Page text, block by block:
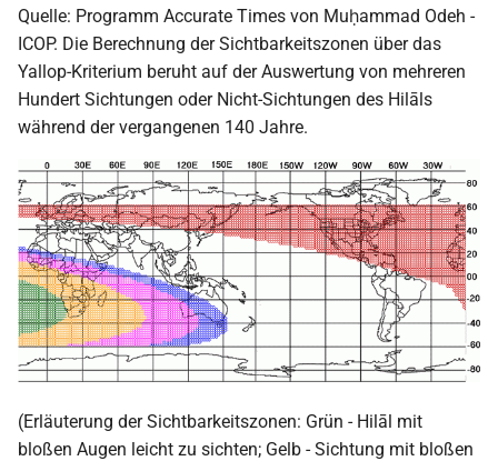
Quelle: Programm Accurate Times von Muḥammad Odeh -
ICOP. Die Berechnung der Sichtbarkeitszonen über das
Yallop-Kriterium beruht auf der Auswertung von mehreren
Hundert Sichtungen oder Nicht-Sichtungen des Hilāls
während der vergangenen 140 Jahre.
(Erläuterung der Sichtbarkeitszonen: Grün - Hilāl mit
bloßen Augen leicht zu sichten; Gelb - Sichtung mit bloßen